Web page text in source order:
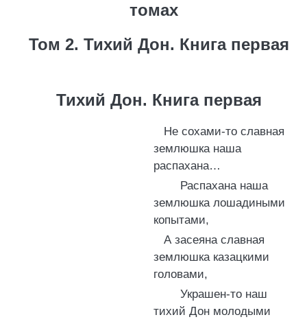
томах
Том 2. Тихий Дон. Книга первая
Тихий Дон. Книга первая
Не сохами-то славная
землюшка наша
распахана…
Распахана наша
землюшка лошадиными
копытами,
А засеяна славная
землюшка казацкими
головами,
Украшен-то наш
тихий Дон молодыми